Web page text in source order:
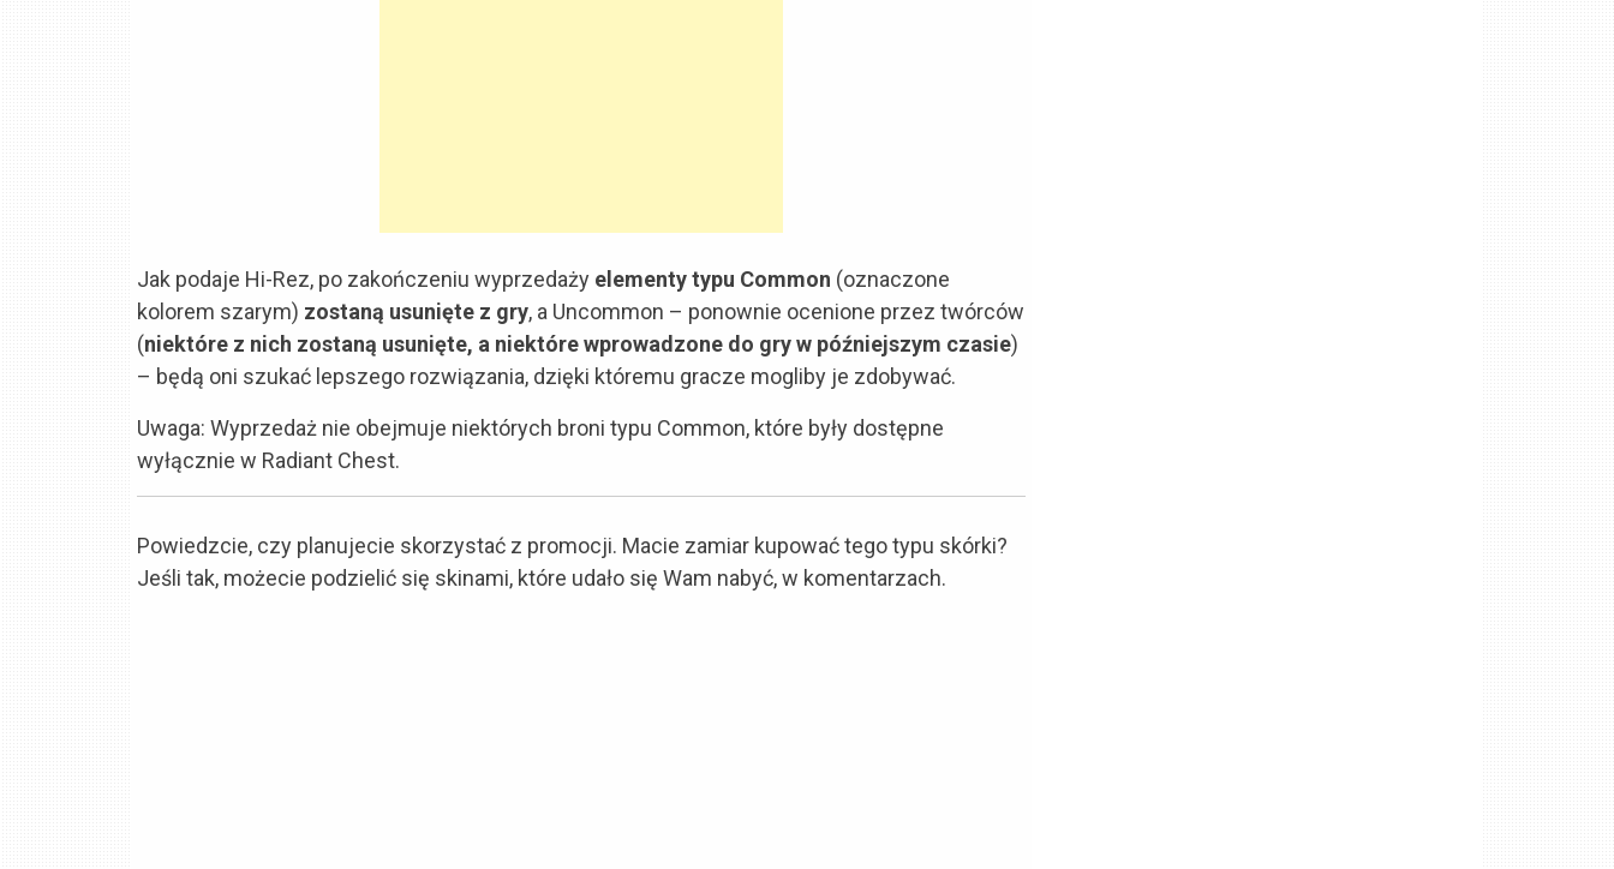
Jak podaje Hi-Rez, po zakończeniu wyprzedaży elementy typu Common (oznaczone
kolorem szarym) zostaną usunięte z gry, a Uncommon – ponownie ocenione przez twórców
(niektóre z nich zostaną usunięte, a niektóre wprowadzone do gry w późniejszym czasie)
– będą oni szukać lepszego rozwiązania, dzięki któremu gracze mogliby je zdobywać.
Uwaga: Wyprzedaż nie obejmuje niektórych broni typu Common, które były dostępne
wyłącznie w Radiant Chest.
Powiedzcie, czy planujecie skorzystać z promocji. Macie zamiar kupować tego typu skórki?
Jeśli tak, możecie podzielić się skinami, które udało się Wam nabyć, w komentarzach.